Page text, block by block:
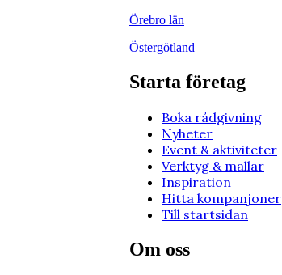
Örebro län
Östergötland
Starta företag
Boka rådgivning
Nyheter
Event & aktiviteter
Verktyg & mallar
Inspiration
Hitta kompanjoner
Till startsidan
Om oss